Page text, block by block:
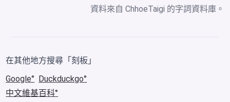
資料來自 ChhoeTaigi 的字詞資料庫。
在其他地方搜尋「刻板」
Google
Duckduckgo
中文維基百科